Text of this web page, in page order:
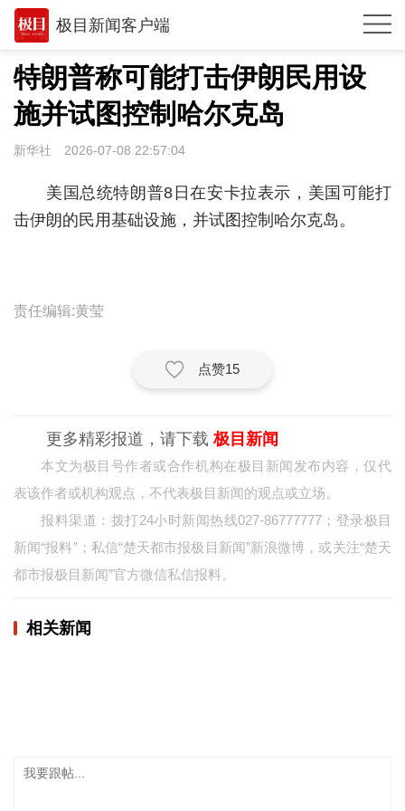
极目新闻客户端
推荐
体育
观点
湖北
经济
城建
科教
健康
悠游
相亲
创意
特朗普称可能打击伊朗民用设
施并试图控制哈尔克岛
新华社 2026-07-08 22:57:04
美国总统特朗普8日在安卡拉表示，美国可能打
击伊朗的民用基础设施，并试图控制哈尔克岛。
责任编辑:黄莹
点赞15
更多精彩报道，请下载极目新闻
本文为极目号作者或合作机构在极目新闻发布内容，仅代
表该作者或机构观点，不代表极目新闻的观点或立场。
报料渠道：拨打24小时新闻热线027-86777777；登录极目
新闻“报料”；私信“楚天都市报极目新闻”新浪微博，或关注“楚天
都市报极目新闻”官方微信私信报料。
相关新闻